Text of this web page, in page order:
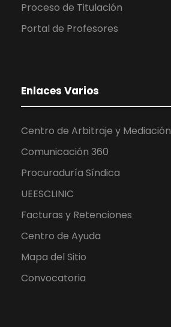
Proceso de Titulación
Portal de Profesores
Enlaces Varios
Centro de Arbitraje y Mediación
Comunicación 360
Procuraduría Síndica
UEESCLINIC
Facturas y Retenciones
Centro de Ayuda
Mapa del Sitio
Convocatoria